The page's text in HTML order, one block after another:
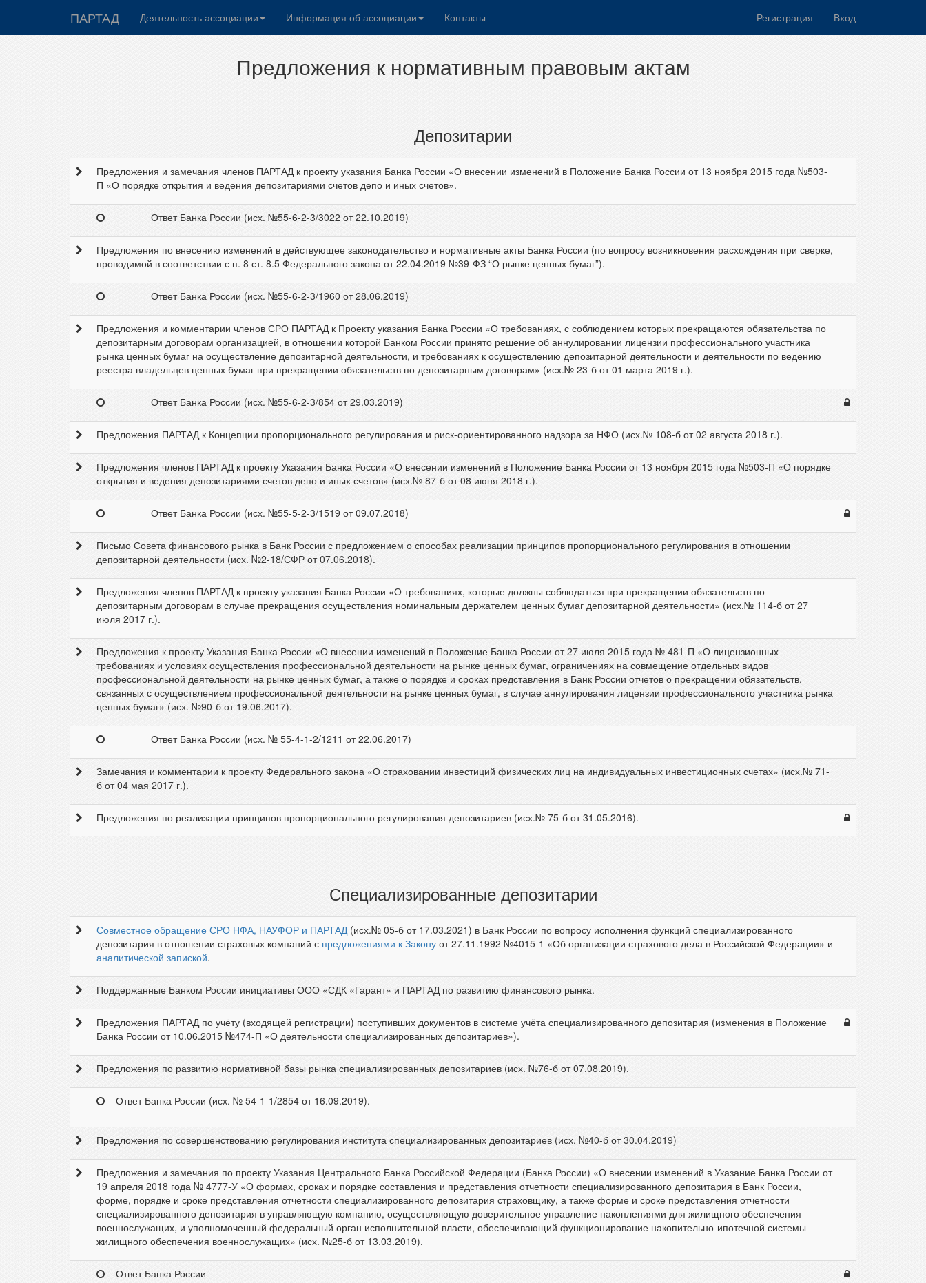
ПАРТАД Деятельность ассоциации Информация об ассоциации Контакты Регистрация Вход
Предложения к нормативным правовым актам
Депозитарии
Предложения и замечания членов ПАРТАД к проекту указания Банка России «О внесении изменений в Положение Банка России от 13 ноября 2015 года №503-
П «О порядке открытия и ведения депозитариями счетов депо и иных счетов».
Ответ Банка России (исх. №55-6-2-3/3022 от 22.10.2019)
Предложения по внесению изменений в действующее законодательство и нормативные акты Банка России (по вопросу возникновения расхождения при сверке,
проводимой в соответствии с п. 8 ст. 8.5 Федерального закона от 22.04.2019 №39-ФЗ “О рынке ценных бумаг”).
Ответ Банка России (исх. №55-6-2-3/1960 от 28.06.2019)
Предложения и комментарии членов СРО ПАРТАД к Проекту указания Банка России «О требованиях, с соблюдением которых прекращаются обязательства по
депозитарным договорам организацией, в отношении которой Банком России принято решение об аннулировании лицензии профессионального участника
рынка ценных бумаг на осуществление депозитарной деятельности, и требованиях к осуществлению депозитарной деятельности и деятельности по ведению
реестра владельцев ценных бумаг при прекращении обязательств по депозитарным договорам» (исх.№ 23-б от 01 марта 2019 г.).
Ответ Банка России (исх. №55-6-2-3/854 от 29.03.2019)
Предложения ПАРТАД к Концепции пропорционального регулирования и риск-ориентированного надзора за НФО (исх.№ 108-б от 02 августа 2018 г.).
Предложения членов ПАРТАД к проекту Указания Банка России «О внесении изменений в Положение Банка России от 13 ноября 2015 года №503-П «О порядке
открытия и ведения депозитариями счетов депо и иных счетов» (исх.№ 87-б от 08 июня 2018 г.).
Ответ Банка России (исх. №55-5-2-3/1519 от 09.07.2018)
Письмо Совета финансового рынка в Банк России с предложением о способах реализации принципов пропорционального регулирования в отношении
депозитарной деятельности (исх. №2-18/СФР от 07.06.2018).
Предложения членов ПАРТАД к проекту указания Банка России «О требованиях, которые должны соблюдаться при прекращении обязательств по
депозитарным договорам в случае прекращения осуществления номинальным держателем ценных бумаг депозитарной деятельности» (исх.№ 114-б от 27
июля 2017 г.).
Предложения к проекту Указания Банка России «О внесении изменений в Положение Банка России от 27 июля 2015 года № 481-П «О лицензионных
требованиях и условиях осуществления профессиональной деятельности на рынке ценных бумаг, ограничениях на совмещение отдельных видов
профессиональной деятельности на рынке ценных бумаг, а также о порядке и сроках представления в Банк России отчетов о прекращении обязательств,
связанных с осуществлением профессиональной деятельности на рынке ценных бумаг, в случае аннулирования лицензии профессионального участника рынка
ценных бумаг» (исх. №90-б от 19.06.2017).
Ответ Банка России (исх. № 55-4-1-2/1211 от 22.06.2017)
Замечания и комментарии к проекту Федерального закона «О страховании инвестиций физических лиц на индивидуальных инвестиционных счетах» (исх.№ 71-
б от 04 мая 2017 г.).
Предложения по реализации принципов пропорционального регулирования депозитариев (исх.№ 75-б от 31.05.2016).
Специализированные депозитарии
Совместное обращение СРО НФА, НАУФОР и ПАРТАД(исх.№ 05-б от 17.03.2021) в Банк России по вопросу исполнения функций специализированного
депозитария в отношении страховых компаний с предложениями к Закону от 27.11.1992 №4015-1 «Об организации страхового дела в Российской Федерации» и
аналитической запиской.
Поддержанные Банком России инициативы ООО «СДК «Гарант» и ПАРТАД по развитию финансового рынка.
Предложения ПАРТАД по учёту (входящей регистрации) поступивших документов в системе учёта специализированного депозитария (изменения в Положение
Банка России от 10.06.2015 №474-П «О деятельности специализированных депозитариев»).
Предложения по развитию нормативной базы рынка специализированных депозитариев (исх. №76-б от 07.08.2019).
Ответ Банка России (исх. № 54-1-1/2854 от 16.09.2019).
Предложения по совершенствованию регулирования института специализированных депозитариев (исх. №40-б от 30.04.2019)
Предложения и замечания по проекту Указания Центрального Банка Российской Федерации (Банка России) «О внесении изменений в Указание Банка России от
19 апреля 2018 года № 4777-У «О формах, сроках и порядке составления и представления отчетности специализированного депозитария в Банк России,
форме, порядке и сроке представления отчетности специализированного депозитария страховщику, а также форме и сроке представления отчетности
специализированного депозитария в управляющую компанию, осуществляющую доверительное управление накоплениями для жилищного обеспечения
военнослужащих, и уполномоченный федеральный орган исполнительной власти, обеспечивающий функционирование накопительно-ипотечной системы
жилищного обеспечения военнослужащих» (исх. №25-б от 13.03.2019).
Ответ Банка России